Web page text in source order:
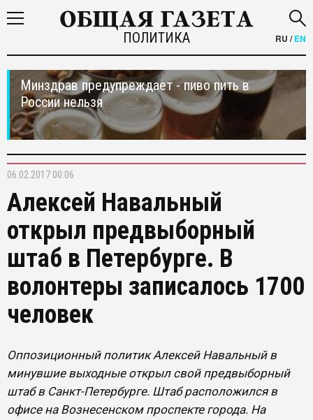
ПОЛИТИКА RU /EN
Минздрав предупреждает - пиво пить в
России нельзя
06.02.2017 00:06
Алексей Навальный
открыл предвыборный
штаб в Петербурге. В
волонтеры записалось 1700
человек
Оппозиционный политик Алексей Навальный в
минувшие выходные открыл свой предвыборный
штаб в Санкт-Петербурге. Штаб расположился в
офисе на Вознесенском проспекте города. На